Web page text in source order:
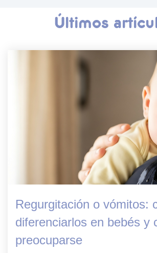
Últimos
Regurgitación o vómitos:
diferenciarlos en bebés y
preocuparse